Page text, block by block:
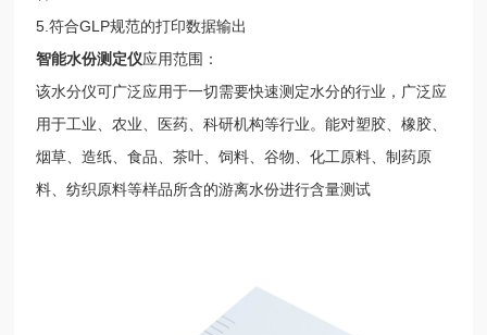
5.符合GLP规范的打印数据输出
智能水份测定仪应用范围：
该水分仪可广泛应用于一切需要快速测定水分的行业，广泛应
用于工业、农业、医药、科研机构等行业。能对塑胶、橡胶、
烟草、造纸、食品、茶叶、饲料、谷物、化工原料、制药原
料、纺织原料等样品所含的游离水份进行含量测试